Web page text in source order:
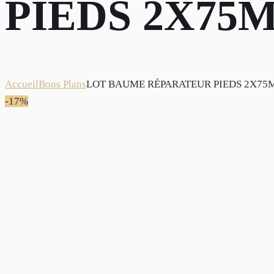
PIEDS
AccueilBons PlansLOT BAUME RÉPARATEUR PIEDS
-17%